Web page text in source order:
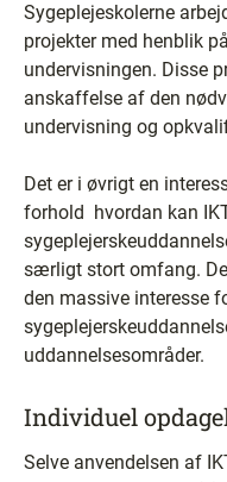
Sygeplejeskolerne
projekter med henblik
undervisningen. Disse
anskaffelse af den
undervisning og
Det er i øvrigt en
forhold ­ hvordan kan
særligt stort omfang.
den massive interesse
uddannelsesområder.
Individuel
Selve anvendelsen af